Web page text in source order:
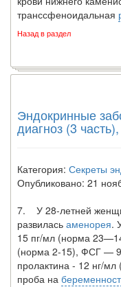
транссфеноидальная
Назад в раздел
Эндокринные
диагноз (3
Категория: Секреты
Опубликовано: 21
7. У 28-летней
развилась аменорея.
15 пг/мл (норма
(норма 2-15), ФСГ —
пролактина - 12 нг/
проба на